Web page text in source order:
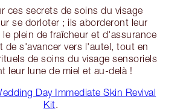
ces secrets de soins du visage
se dorloter ; ils aborderont leur
le plein de fraîcheur et d'assurance
de s'avancer vers l'autel, tout en
de soins du visage sensoriels
leur lune de miel et au-delà !
Day Immediate Skin Revival
Kit.